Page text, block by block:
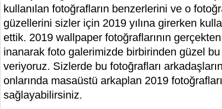
kullanılan fotoğrafların benzerlerini ve o
güzellerini sizler için 2019 yılına girerken
ettik. 2019 wallpaper fotoğraflarının
inanarak foto galerimizde birbirinden güzel
veriyoruz. Sizlerde bu fotoğrafları
onlarında masaüstü arkaplan 2019
sağlayabilirsiniz.